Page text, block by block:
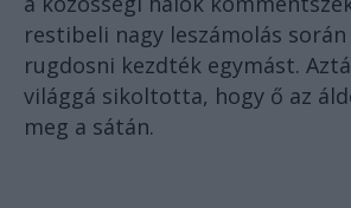
restibeli nagy leszámolás
rugdosni kezdték egymást.
világgá sikoltotta, hogy ő az
meg a sátán.